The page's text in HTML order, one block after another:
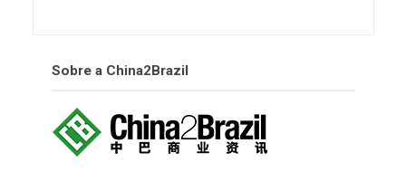
Sobre a China2Brazil